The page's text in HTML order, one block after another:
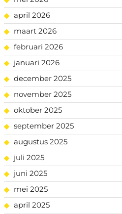
april 2026
maart 2026
februari 2026
januari 2026
december 2025
november 2025
oktober 2025
september 2025
augustus 2025
juli 2025
juni 2025
mei 2025
april 2025